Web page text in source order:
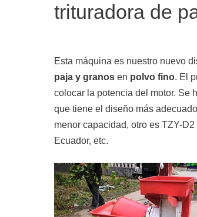
trituradora de
Esta máquina es nuestro nuevo
paja y granos en polvo fino. El
colocar la potencia del motor. Se
que tiene el diseño más
menor capacidad, otro es TZY-
Ecuador, etc.